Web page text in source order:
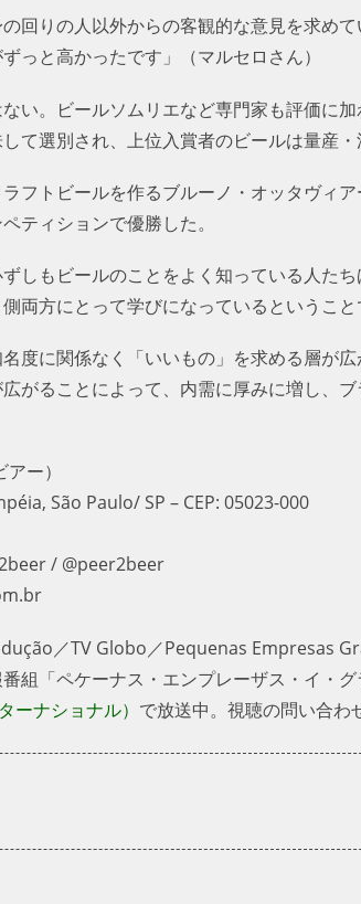
の回りの人以外からの客観的な意見を求め
っと高かったです」（マルセロさん）
い。ビールソムリエなど専門家も評価に
て選別され、上位入賞者のビールは量産・
フトビールを作るブルーノ・オッタヴィ
ティションで優勝した。
ずしもビールのことをよく知っている人た
両方にとって学びになっているということ
度に関係なく「いいもの」を求める層が
がることによって、内需に厚みに増し、
ー）
São Paulo/ SP – CEP: 05023-000
/ @peer2beer
／TV Globo／Pequenas Empresas
組「ペケーナス・エンプレーザス・イ・
ーナショナル） で放送中。視聴の問い合わ